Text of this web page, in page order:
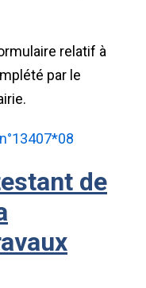
relatif à
par le
de